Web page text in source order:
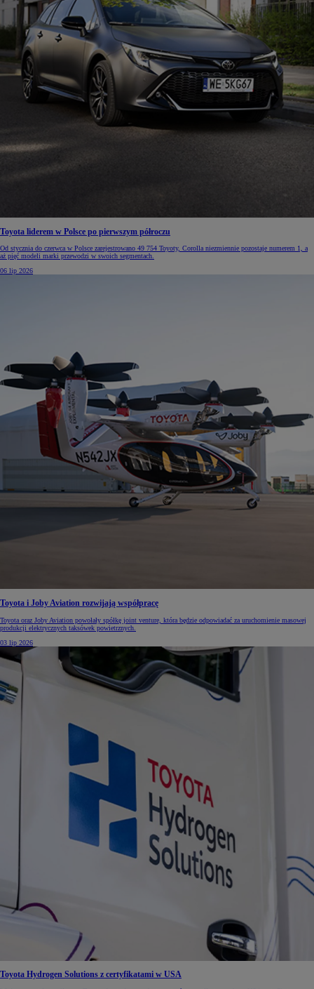
Toyota liderem w Polsce po pierwszym półroczu
Od stycznia do czerwca w Polsce zarejestrowano 49 754 Toyoty, Corolla niezmiennie pozostaje numerem 1, a
aż pięć modeli marki przewodzi w swoich segmentach.
06 lip 2026
Toyota i Joby Aviation rozwijają współpracę
Toyota oraz Joby Aviation powołały spółkę joint venture, która będzie odpowiadać za uruchomienie masowej
produkcji elektrycznych taksówek powietrznych.
03 lip 2026
Toyota Hydrogen Solutions z certyfikatami w USA